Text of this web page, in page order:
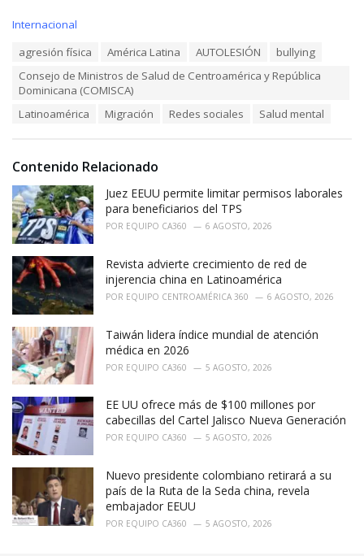
C
:
Internacional
agresión física América Latina AUTOLESIÓN
bullying
Consejo de Ministros de Salud de Centroamérica y República
Dominicana (COMISCA)
Latinoamérica
Migración Redes sociales Salud mental
Contenido Relacionado
Juez EEUU permite limitar permisos laborales
para beneficiarios del TPS
POR EQUIPO CA360 6 AGOSTO, 2026
Revista advierte crecimiento de red de
injerencia china en Latinoamérica
POR EQUIPO CENTROAMÉRICA 360 6 AGOSTO, 2026
Taiwán lidera índice mundial de atención
médica en 2026
POR EQUIPO CA360 5 AGOSTO, 2026
EE UU ofrece más de $100 millones por
cabecillas del Cartel Jalisco Nueva Generación
POR EQUIPO CA360 5 AGOSTO, 2026
Nuevo presidente colombiano retirará a su
país de la Ruta de la Seda china, revela
embajador EEUU
POR EQUIPO CA360 5 AGOSTO, 2026